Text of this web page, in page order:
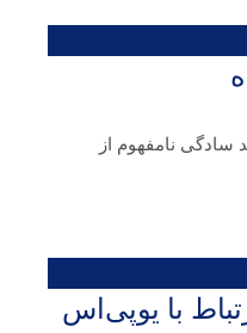
سادگی نامفهوم از
با یوپی‌اس